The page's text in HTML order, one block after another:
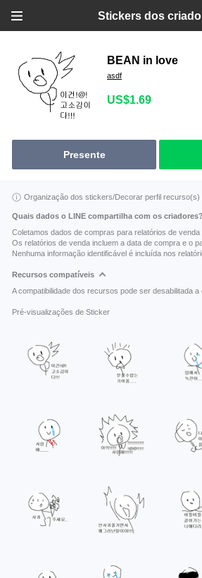
Stickers dos
BEAN in love
asdf
US$1.69
Presente
Organização dos stickers/Decorar perfil
Quais dados o LINE compartilha com os criadores?
Coletamos dados de compras para relatórios de
Os relatórios de venda incluem a data de compra e o
Nenhuma informação identificável é incluída nos
Recursos compatíveis
A compatibilidade dos recursos pode ser desabilitada a
Pré-visualizações de Sticker